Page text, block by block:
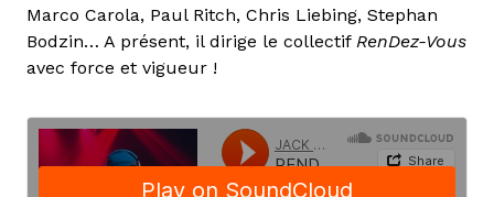
Marco Carola, Paul Ritch, Chris Liebing, Stephan
Bodzin… A présent, il dirige le collectif RenDez-Vous
avec force et vigueur !